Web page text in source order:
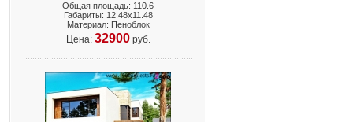
Общая площадь: 110.6
Габариты: 12.48х11.48
Материал: Пеноблок
Цена: 32900руб.